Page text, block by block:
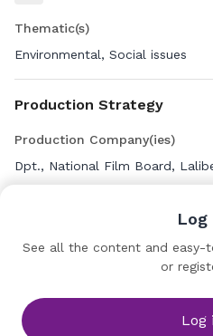
Thematic(s)
Environmental, Social issues
Production Strategy
Production Company(ies)
Dpt., National Film Board,
Number of user(s)
Single User
Log
See all the content and easy-
or
Log